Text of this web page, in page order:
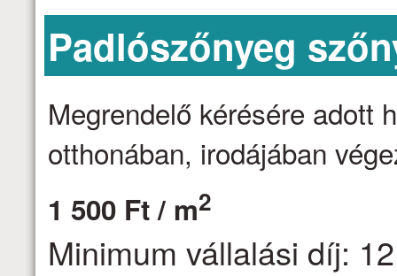
Padlószőnyeg
Megrendelő kérésére adott
otthonában, irodájában
1 500 Ft / m2
Minimum vállalási díj: